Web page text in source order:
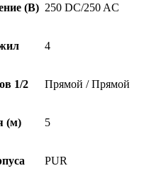
(В) 250 DC/250 AC
4
1/2 Прямой / Прямой
(м) 5
PUR